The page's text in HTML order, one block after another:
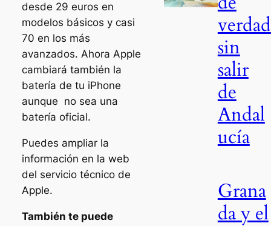
desde 29 euros en
modelos básicos y casi
70 en los más
avanzados. Ahora Apple
cambiará también la
batería de tu iPhone
aunque no sea una
batería oficial.
Puedes ampliar la
información en la web
del servicio técnico de
Apple.
También te puede
verdad
sin
salir
de
Andal
ucía
Grana
da y el